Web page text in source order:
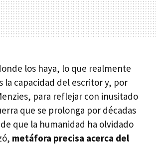
los haya, lo que realmente
la capacidad del escritor y, por
para reflejar con inusitado
que se prolonga por décadas
que la humanidad ha olvidado
metáfora precisa acerca del